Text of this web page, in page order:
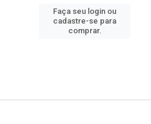
Faça seu login ou
cadastre-se para
comprar.